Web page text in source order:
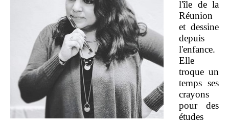
l'île de la
Réunion
et dessine
depuis
l'enfance.
Elle
troque un
temps ses
crayons
pour des
études